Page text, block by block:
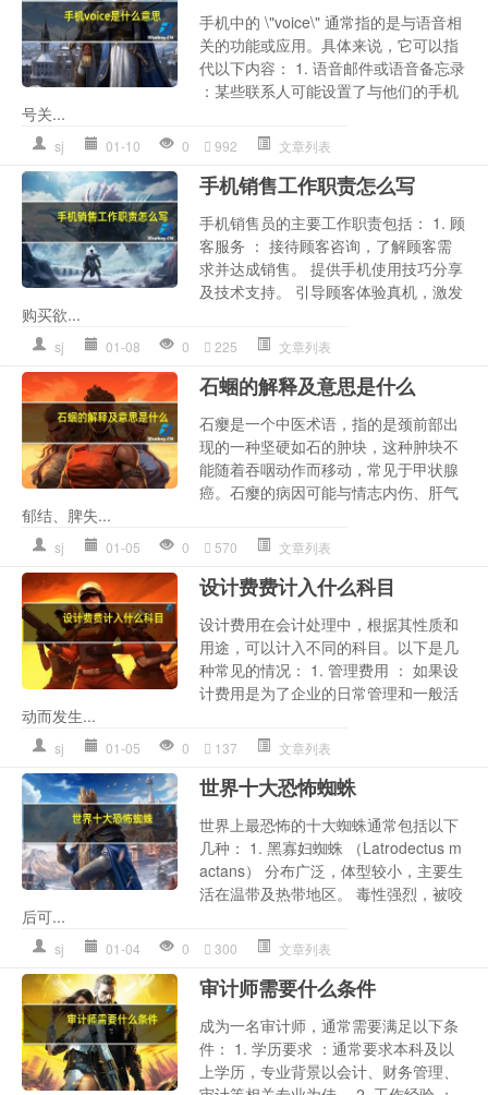
手机中的 \"voice\" 通常指的是与语音相
关的功能或应用。具体来说，它可以指
代以下内容： 1. 语音邮件或语音备忘录
：某些联系人可能设置了与他们的手机
号关...
sj 01-10 0 992 文章列表
手机销售工作职责怎么写
手机销售员的主要工作职责包括： 1. 顾
客服务 ： 接待顾客咨询，了解顾客需
求并达成销售。 提供手机使用技巧分享
及技术支持。 引导顾客体验真机，激发
购买欲...
sj 01-08 0 225 文章列表
石蜠的解释及意思是什么
石瘿是一个中医术语，指的是颈前部出
现的一种坚硬如石的肿块，这种肿块不
能随着吞咽动作而移动，常见于甲状腺
癌。石瘿的病因可能与情志内伤、肝气
郁结、脾失...
sj 01-05 0 570 文章列表
设计费费计入什么科目
设计费用在会计处理中，根据其性质和
用途，可以计入不同的科目。以下是几
种常见的情况： 1. 管理费用 ： 如果设
计费用是为了企业的日常管理和一般活
动而发生...
sj 01-05 0 137 文章列表
世界十大恐怖蜘蛛
世界上最恐怖的十大蜘蛛通常包括以下
几种： 1. 黑寡妇蜘蛛 （Latrodectus m
actans） 分布广泛，体型较小，主要生
活在温带及热带地区。 毒性强烈，被咬
后可...
sj 01-04 0 300 文章列表
审计师需要什么条件
成为一名审计师，通常需要满足以下条
件： 1. 学历要求 ：通常要求本科及以
上学历，专业背景以会计、财务管理、